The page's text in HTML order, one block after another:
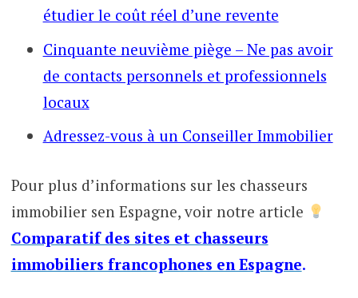
étudier le coût réel d’une revente
Cinquante neuvième piège – Ne pas avoir
de contacts personnels et professionnels
locaux
Adressez-vous à un Conseiller Immobilier
Pour plus d’informations sur les chasseurs
immobilier sen Espagne, voir notre article
Comparatif des sites et chasseurs
immobiliers francophones en Espagne.